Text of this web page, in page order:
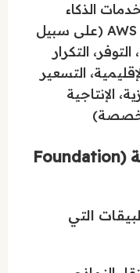
الذكاء
الاصطناعي التوليدي من AWS (على سبيل
التكرار
التسعير
الإنتاجية
تطبيقات النماذج الأساسية (Foundation
التي